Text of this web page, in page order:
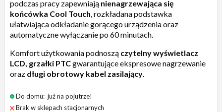
podczas pracy zapewniają nienagrzewająca się
końcówka Cool Touch, rozkładana podstawka
ułatwiająca odkładanie gorącego urządzenia oraz
automatyczne wyłączanie po 60 minutach.
Komfort użytkowania podnoszą czytelny wyświetlacz
LCD, grzałki PTCgwarantujące ekspresowe nagrzewanie
oraz długi obrotowy kabel zasilający.
Do domu: już na pojutrze!
Brak w sklepach stacjonarnych